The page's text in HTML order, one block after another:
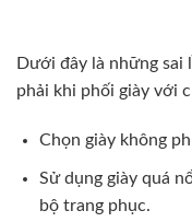
Dưới đây là những sai
phải khi phối giày với
Chọn giày không
Sử dụng giày quá
bộ trang phục.